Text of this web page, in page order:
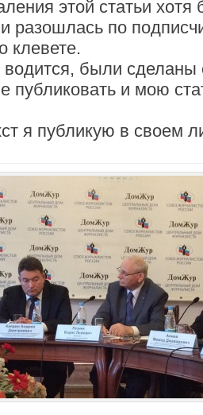
этой статьи
разошлась по
клевете.
были
публиковать и мою
я публикую в своем